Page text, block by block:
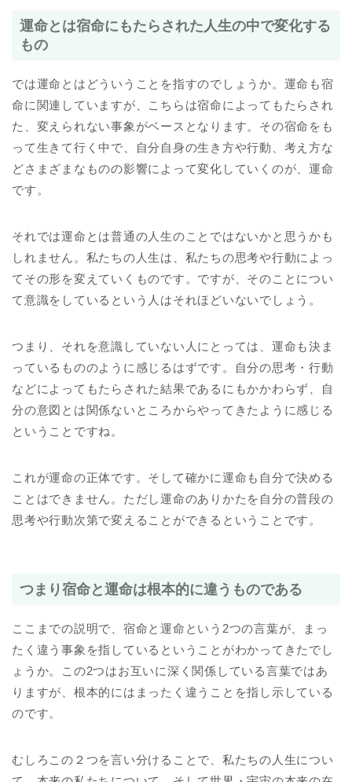
運命とは宿命にもたらされた人生の中で変化する
もの
では運命とはどういうことを指すのでしょうか。運命も宿
命に関連していますが、こちらは宿命によってもたらされ
た、変えられない事象がベースとなります。その宿命をも
って生きて行く中で、自分自身の生き方や行動、考え方な
どさまざまなものの影響によって変化していくのが、運命
です。
それでは運命とは普通の人生のことではないかと思うかも
しれません。私たちの人生は、私たちの思考や行動によっ
てその形を変えていくものです。ですが、そのことについ
て意識をしているという人はそれほどいないでしょう。
つまり、それを意識していない人にとっては、運命も決ま
っているもののように感じるはずです。自分の思考・行動
などによってもたらされた結果であるにもかかわらず、自
分の意図とは関係ないところからやってきたように感じる
ということですね。
これが運命の正体です。そして確かに運命も自分で決める
ことはできません。ただし運命のありかたを自分の普段の
思考や行動次第で変えることができるということです。
つまり宿命と運命は根本的に違うものである
ここまでの説明で、宿命と運命という2つの言葉が、まっ
たく違う事象を指しているということがわかってきたでし
ょうか。この2つはお互いに深く関係している言葉ではあ
りますが、根本的にはまったく違うことを指し示している
のです。
むしろこの２つを言い分けることで、私たちの人生につい